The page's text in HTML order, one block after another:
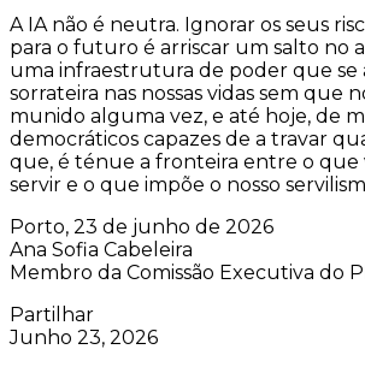
A IA não é neutra. Ignorar os seus
para o futuro é arriscar um salto no
uma infraestrutura de poder que se
sorrateira nas nossas vidas sem que
munido alguma vez, e até hoje, de
democráticos capazes de a travar
que, é ténue a fronteira entre o que
servir e o que impõe o nosso
Porto, 23 de junho de 2026
Ana Sofia Cabeleira
Membro da Comissão Executiva do
Partilhar
Junho 23, 2026